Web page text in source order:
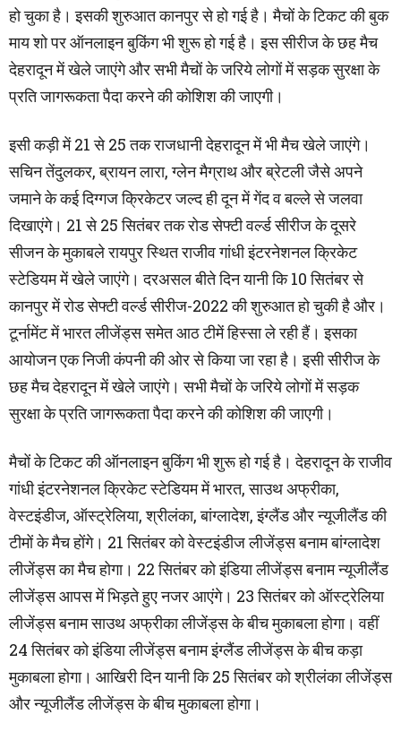
हो चुका है। इसकी शुरुआत कानपुर से हो गई है। मैचों के टिकट की बुक
माय शो पर ऑनलाइन बुकिंग भी शुरू हो गई है। इस सीरीज के छह मैच
देहरादून में खेले जाएंगे और सभी मैचों के जरिये लोगों में सड़क सुरक्षा के
प्रति जागरूकता पैदा करने की कोशिश की जाएगी।
इसी कड़ी में 21 से 25 तक राजधानी देहरादून में भी मैच खेले जाएंगे।
सचिन तेंदुलकर, ब्रायन लारा, ग्लेन मैग्राथ और ब्रेटली जैसे अपने
जमाने के कई दिग्गज क्रिकेटर जल्द ही दून में गेंद व बल्ले से जलवा
दिखाएंगे। 21 से 25 सितंबर तक रोड सेफ्टी वर्ल्ड सीरीज के दूसरे
सीजन के मुकाबले रायपुर स्थित राजीव गांधी इंटरनेशनल क्रिकेट
स्टेडियम में खेले जाएंगे। दरअसल बीते दिन यानी कि 10 सितंबर से
कानपुर में रोड सेफ्टी वर्ल्ड सीरीज-2022 की शुरुआत हो चुकी है और।
टूर्नामेंट में भारत लीजेंड्स समेत आठ टीमें हिस्सा ले रही हैं। इसका
आयोजन एक निजी कंपनी की ओर से किया जा रहा है। इसी सीरीज के
छह मैच देहरादून में खेले जाएंगे। सभी मैचों के जरिये लोगों में सड़क
सुरक्षा के प्रति जागरूकता पैदा करने की कोशिश की जाएगी।
मैचों के टिकट की ऑनलाइन बुकिंग भी शुरू हो गई है। देहरादून के राजीव
गांधी इंटरनेशनल क्रिकेट स्टेडियम में भारत, साउथ अफ्रीका,
वेस्टइंडीज, ऑस्ट्रेलिया, श्रीलंका, बांग्लादेश, इंग्लैंड और न्यूजीलैंड की
टीमों के मैच होंगे। 21 सितंबर को वेस्टइंडीज लीजेंड्स बनाम बांग्लादेश
लीजेंड्स का मैच होगा। 22 सितंबर को इंडिया लीजेंड्स बनाम न्यूजीलैंड
लीजेंड्स आपस में भिड़ते हुए नजर आएंगे। 23 सितंबर को ऑस्ट्रेलिया
लीजेंड्स बनाम साउथ अफ्रीका लीजेंड्स के बीच मुकाबला होगा। वहीं
24 सितंबर को इंडिया लीजेंड्स बनाम इंग्लैंड लीजेंड्स के बीच कड़ा
मुकाबला होगा। आखिरी दिन यानी कि 25 सितंबर को श्रीलंका लीजेंड्स
और न्यूजीलैंड लीजेंड्स के बीच मुकाबला होगा।